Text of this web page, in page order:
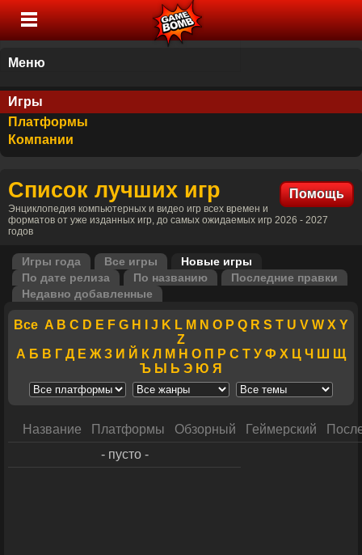
Меню
Игры
Платформы
Компании
Помощь
Список лучших игр
Энциклопедия компьютерных и видео игр всех времен и
форматов от уже изданных игр, до самых ожидаемых игр 2026 - 2027
годов
Игры года Все игры
Новые игры
По дате релиза
По названию
Последние правки
Недавно добавленные
Все A B C D E F G H J K L M N O P Q R S T U V W X Y
Z
А Б В Г Д Е Ж З И Й К Л М Н О П Р С Т У Ф Х Ц Ч Ш Щ
Ъ Ы Ь Э Ю Я
Название Платформы Обзорный Геймерский
- пусто -